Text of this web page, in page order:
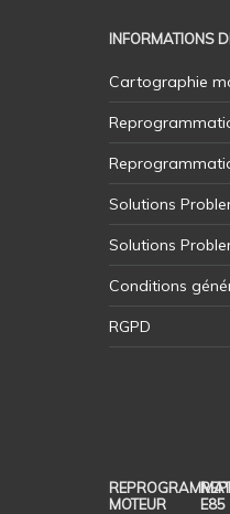
INFORMATIONS
Cartographie
Solutions
Solutions
Conditions
RGPD
MOTEUR
E85